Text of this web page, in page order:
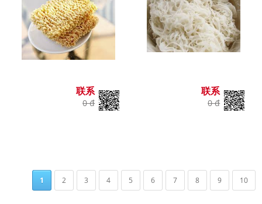
联系
0 đ
联系
0 đ
1 2 3 4 5 6 7 8 9 10